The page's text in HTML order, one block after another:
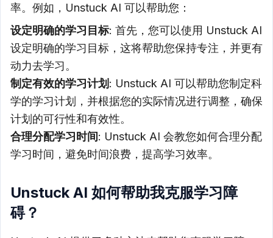
率。例如，Unstuck AI 可以帮助您：
设定明确的学习目标: 首先，您可以使用 Unstuck AI
设定明确的学习目标，这将帮助您保持专注，并更有
动力去学习。
制定有效的学习计划: Unstuck AI 可以帮助您制定科
学的学习计划，并根据您的实际情况进行调整，确保
计划的可行性和有效性。
合理分配学习时间: Unstuck AI 会教您如何合理分配
学习时间，避免时间浪费，提高学习效率。
Unstuck AI 如何帮助我克服学习障
碍？